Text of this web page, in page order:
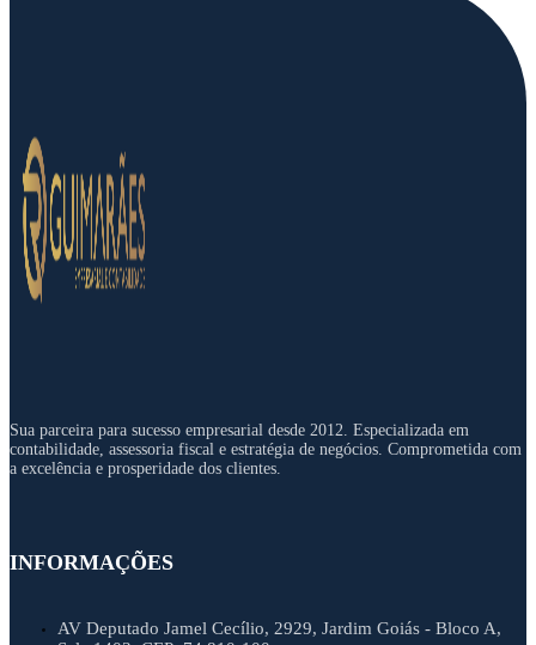
Sua parceira para sucesso empresarial desde 2012. Especializada em
contabilidade, assessoria fiscal e estratégia de negócios. Comprometida com
a excelência e prosperidade dos clientes.
INFORMAÇÕES
AV Deputado Jamel Cecílio, 2929, Jardim Goiás - Bloco A,